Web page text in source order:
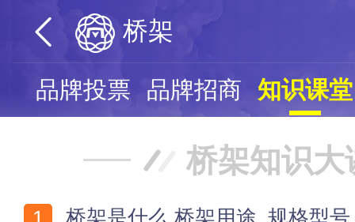
桥架
品牌投票 品牌招商 知识课堂
桥架知识大